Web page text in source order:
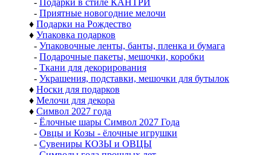
- Подарки в стиле КАНТРИ
- Приятные новогодние мелочи
♦ Подарки на Рождество
♦ Упаковка подарков
- Упаковочные ленты, банты, пленка и бумага
- Подарочные пакеты, мешочки, коробки
- Ткани для декорирования
- Украшения, подставки, мешочки для бутылок
♦ Носки для подарков
♦ Мелочи для декора
♦ Символ 2027 года
- Ёлочные шары Символ 2027 Года
- Овцы и Козы - ёлочные игрушки
- Сувениры КОЗЫ и ОВЦЫ